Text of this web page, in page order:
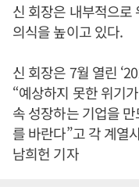
신 회장은 내부적으로
의식을 높이고 있다.
신 회장은 7월 열린
“예상하지 못한 위기
속 성장하는 기업을
를 바란다”고 각 계열
남희헌 기자